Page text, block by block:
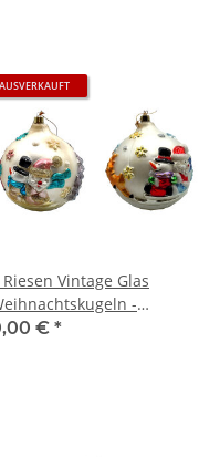
AUSVERKAUFT
Vintage Glas
-
€ *